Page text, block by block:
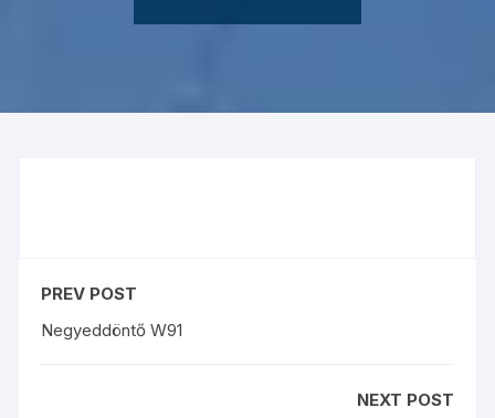
PREV POST
Negyeddöntő W91
NEXT POST